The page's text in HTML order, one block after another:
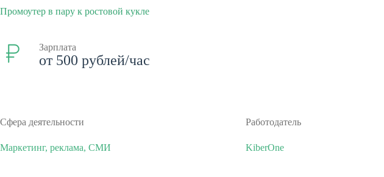
Промоутер в пару к ростовой кукле
Зарплата
от 500 рублей/час
Сфера деятельности
Маркетинг, реклама, СМИ
Работодатель
KiberOne